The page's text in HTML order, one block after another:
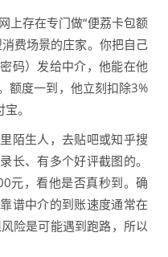
上存在专门做“便荔卡包额
费场景的庄家。你把自己
码）发给中介，他能在他
额度一到，他立刻扣除3%
。
陌生人，去贴吧或知乎搜
长、有多个好评截图的。
元，看他是否真秒到。确
谱中介的到账速度通常在
险是可能遇到跑路，所以